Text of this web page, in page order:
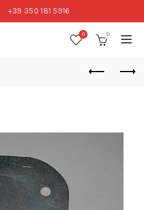
+39 350 181 5916
0 0